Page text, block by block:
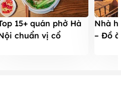
15+ quán phở Hà
chuẩn vị cổ
Nhà
– Đồ